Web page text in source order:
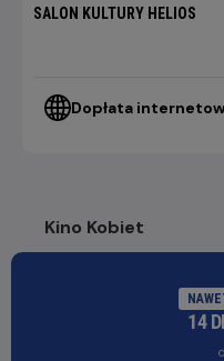
SALON KULTURY HELIOS
Dopłata
Kino Kobiet
14